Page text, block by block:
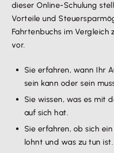
dieser Online-Schulung
Vorteile und
Fahrtenbuchs im Vergleich
vor.
Sie erfahren, wann Ihr
sein kann oder sein
Sie wissen, was es mit
auf sich hat.
Sie erfahren, ob sich
lohnt und was zu tun ist.